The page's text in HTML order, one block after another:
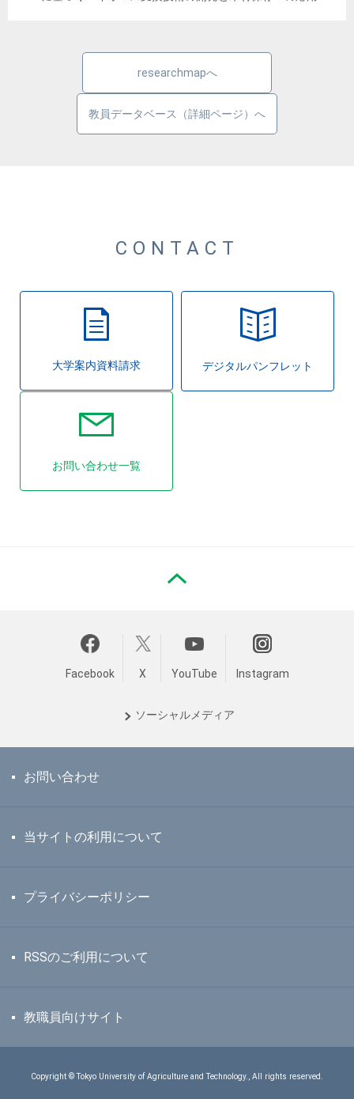
researchmapへ
教員データベース（詳細ページ）へ
CONTACT
大学案内資料請求 デジタルパンフレット
お問い合わせ一覧
Facebook X YouTube Instagram
ソーシャルメディア
お問い合わせ
当サイトの利用について
プライバシーポリシー
RSSのご利用について
教職員向けサイト
Copyright © Tokyo University of Agriculture and Technology., All rights reserved.